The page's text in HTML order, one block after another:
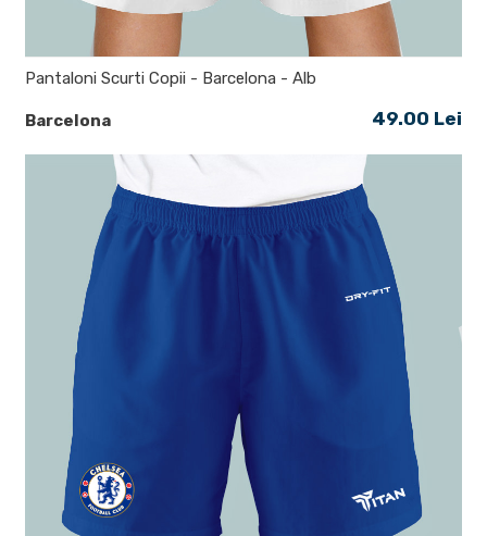
Barcelona
Pantaloni Scurti Copii - Barcelona - Alb
49.00 Lei